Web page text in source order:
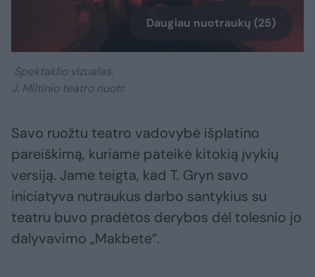
Daugiau nuotraukų (25)
Spektaklio vizualas.
J. Miltinio teatro nuotr.
Savo ruožtu teatro vadovybė išplatino
pareiškimą, kuriame pateikė kitokią įvykių
versiją. Jame teigta, kad T. Gryn savo
iniciatyva nutraukus darbo santykius su
teatru buvo pradėtos derybos dėl tolesnio jo
dalyvavimo „Makbete“.